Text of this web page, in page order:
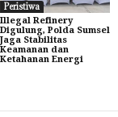
Peristiwa
Illegal Refinery
Digulung, Polda Sumsel
Jaga Stabilitas
Keamanan dan
Ketahanan Energi